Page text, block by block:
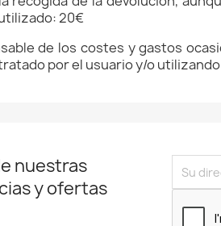
: 20€
de los costes y gastos
por el usuario y/o
nuestras
y ofertas